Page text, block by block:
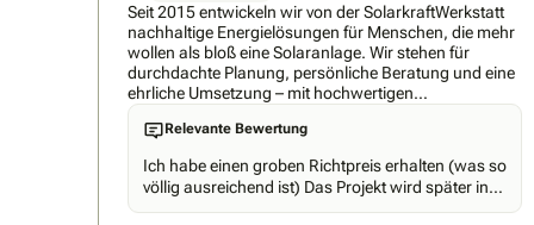
Seit 2015 entwickeln wir von der SolarkraftWerkstatt
nachhaltige Energielösungen für Menschen, die mehr
wollen als bloß eine Solaranlage. Wir stehen für
durchdachte Planung, persönliche Beratung und eine
ehrliche Umsetzung – mit hochwertigen
Komponenten, Fixpreis-Garantie und eigenem
Montageteam. Ob Einfamilienhaus, Mehrfamilienhaus
sind individuell, wirtschaftlich und zukunftssicher. Weil
es bei Solarstrom nicht nur um Technik geht – sondern
um Vertrauen, Verantwortung und Unabhängigkeit.
Relevante Bewertung
Ich habe einen groben Richtpreis erhalten (was so
völlig ausreichend ist) Das Projekt wird später in